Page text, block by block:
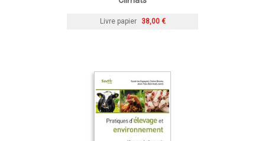
Livre papier 38,00 €